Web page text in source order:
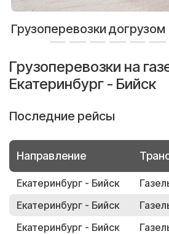
Грузоперевозки догрузом
Грузоперевозки на
Екатеринбург - Бийск
Последние рейсы
Направление
Екатеринбург - Бийск
Екатеринбург - Бийск
Екатеринбург - Бийск